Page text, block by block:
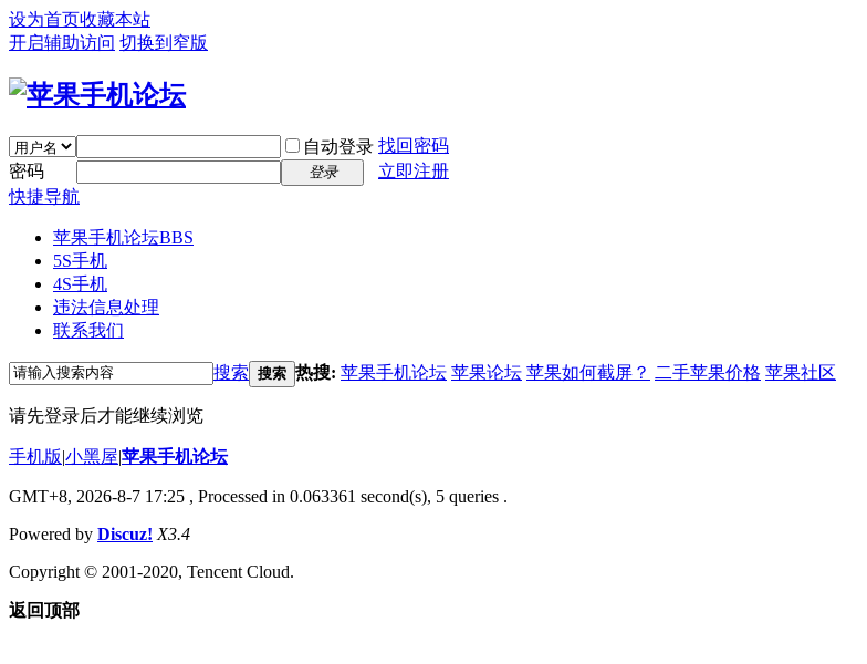
设为首页收藏本站
开启辅助访问 切换到窄版
自动登录 找回密码
密码
登录
立即注册
快捷导航
苹果手机论坛BBS
5S手机
4S手机
违法信息处理
联系我们
搜索 搜索 热搜: 苹果手机论坛 苹果论坛 苹果如何截屏？ 二手苹果价格 苹果社区
请先登录后才能继续浏览
手机版|小黑屋|苹果手机论坛
GMT+8, 2026-8-7 17:25 , Processed in 0.063361 second(s), 5 queries .
Powered by Discuz! X3.4
Copyright © 2001-2020, Tencent Cloud.
返回顶部